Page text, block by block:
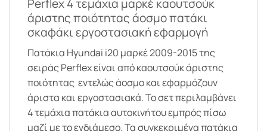
Perflex 4 τεμάχια μαρκέ καουτσούκ
άριστης ποιότητας άοσμο πατάκι
σκαφάκι εργοστασιακή εφαρμογή
Πατάκια Hyundai i20 μαρκέ 2009-2015 της
σειράς Perflex είναι από καουτσούκ άριστης
ποιότητας εντελώς άοσμο και εφαρμόζουν
άριστα και εργοστασιακά. Το σετ περιλαμβάνει
4 τεμάχια πατάκια αυτοκινήτου εμπρός πίσω
μαζί με το ενδιάμεσο. Τα συγκεκριμένα πατάκια